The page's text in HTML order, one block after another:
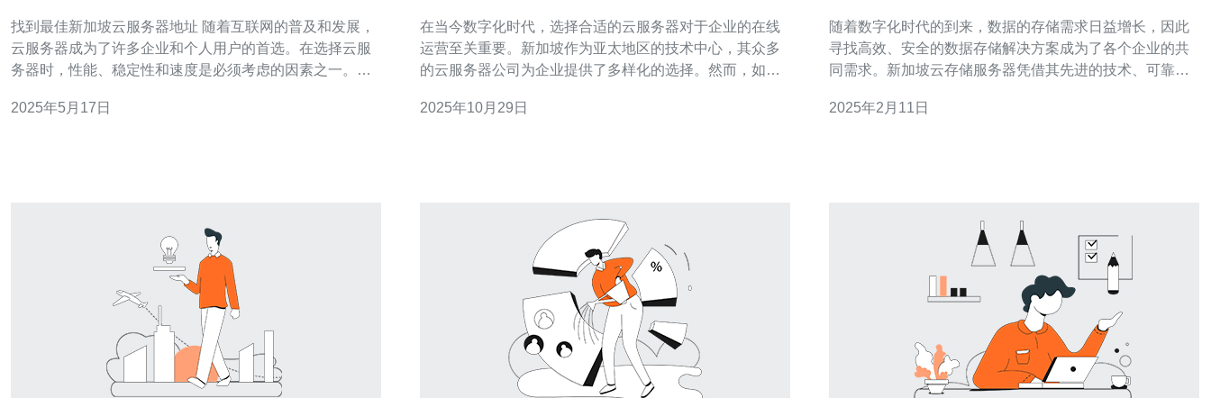
找到最佳新加坡云服务器地址 随着互联网的普及和发展，
云服务器成为了许多企业和个人用户的首选。在选择云服
务器时，性能、稳定性和速度是必须考虑的因素之一。新
和地理位置，因此成为了很多人的首选。那么如何找到最
2025年5月17日
在当今数字化时代，选择合适的云服务器对于企业的在线
运营至关重要。新加坡作为亚太地区的技术中心，其众多
的云服务器公司为企业提供了多样化的选择。然而，如何
呢？本文将为您详细介绍在选择新加坡云服务器公司时需
2025年10月29日
随着数字化时代的到来，数据的存储需求日益增长，因此
寻找高效、安全的数据存储解决方案成为了各个企业的共
同需求。新加坡云存储服务器凭借其先进的技术、可靠的
加坡云存储服务器采用了先进的技术，能够提供快速、高
2025年2月11日